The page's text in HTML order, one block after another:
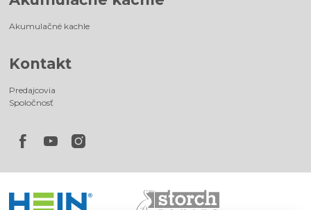
Akumulačné kachle
Kontakt
Predajcovia
Spoločnosť